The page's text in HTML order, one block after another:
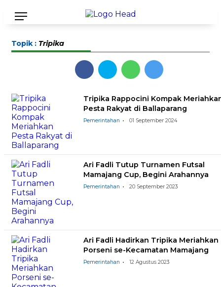
Topik : Tripika
Tripika Rappocini Kompak
Pesta Rakyat di Ballaparang
Pemerintahan 01 September 2024
Ari Fadli Tutup Turnamen Futsal
Mamajang Cup, Begini Arahannya
Pemerintahan 20 September 2023
Ari Fadli Hadirkan Tripika Meriahkan
Porseni se-Kecamatan Mamajang
Pemerintahan 12 Agustus 2023